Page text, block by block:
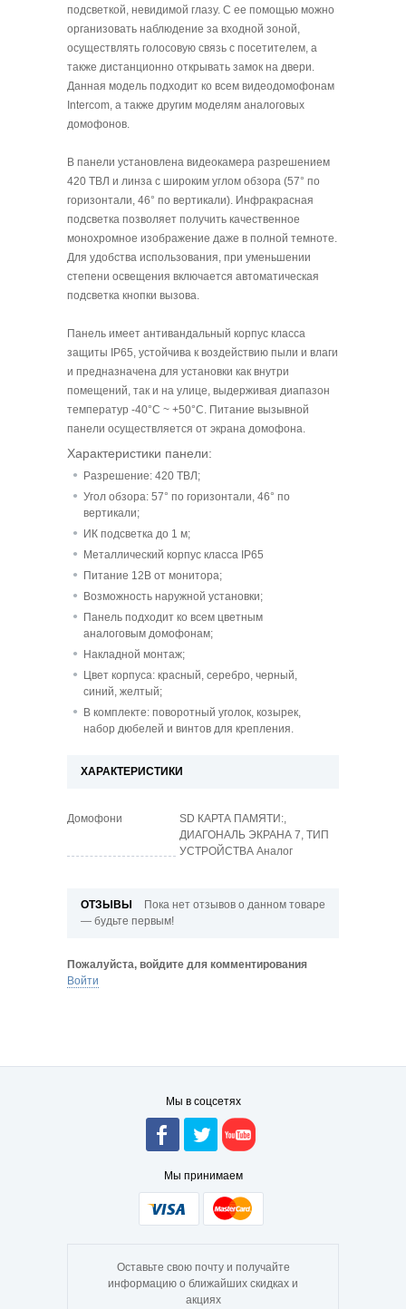
подсветкой, невидимой глазу. С ее помощью можно
организовать наблюдение за входной зоной,
осуществлять голосовую связь с посетителем, а
также дистанционно открывать замок на двери.
Данная модель подходит ко всем видеодомофонам
Intercom, а также другим моделям аналоговых
домофонов.
В панели установлена видеокамера разрешением
420 ТВЛ и линза с широким углом обзора (57° по
горизонтали, 46° по вертикали). Инфракрасная
подсветка позволяет получить качественное
монохромное изображение даже в полной темноте.
Для удобства использования, при уменьшении
степени освещения включается автоматическая
подсветка кнопки вызова.
Панель имеет антивандальный корпус класса
защиты IP65, устойчива к воздействию пыли и влаги
и предназначена для установки как внутри
помещений, так и на улице, выдерживая диапазон
температур -40°C ~ +50°C. Питание вызывной
панели осуществляется от экрана домофона.
Характеристики панели:
Разрешение: 420 ТВЛ;
Угол обзора: 57° по горизонтали, 46° по
вертикали;
ИК подсветка до 1 м;
Металлический корпус класса IP65
Питание 12В от монитора;
Возможность наружной установки;
Панель подходит ко всем цветным
аналоговым домофонам;
Накладной монтаж;
Цвет корпуса: красный, серебро, черный,
синий, желтый;
В комплекте: поворотный уголок, козырек,
набор дюбелей и винтов для крепления.
ХАРАКТЕРИСТИКИ
Домофони
SD КАРТА ПАМЯТИ:,
ДИАГОНАЛЬ ЭКРАНА 7, ТИП
УСТРОЙСТВА Аналог
ОТЗЫВЫ
Пока нет отзывов о данном товаре
— будьте первым!
Пожалуйста, войдите для комментирования
Войти
Мы в соцсетях
Мы принимаем
Оставьте свою почту и получайте
информацию о ближайших скидках и
акциях